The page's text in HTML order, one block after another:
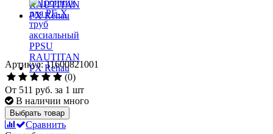
Артикул: 11600821001
(0)
От 511 руб. за 1 шт
В наличии много
Выбрать товар
Сравнить